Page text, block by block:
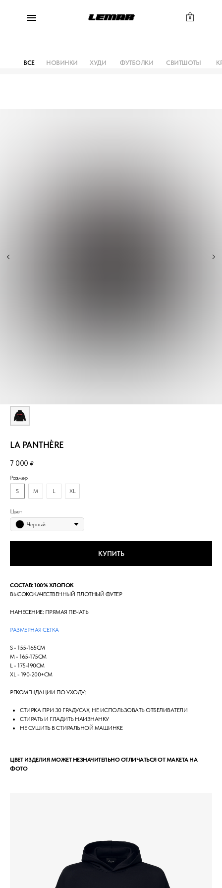
0
СВИТШОТЫ
ФУТБОЛКИ
ХУДИ
НОВИНКИ
ВСЕ
LA PANTHÈRE
7 000 ₽
Размер
S
M L XL
Цвет
Черный
КУПИТЬ
СОСТАВ: 100% ХЛОПОК
ВЫСОКОКАЧЕСТВЕННЫЙ ПЛОТНЫЙ ФУТЕР
НАНЕСЕНИЕ: ПРЯМАЯ ПЕЧАТЬ
РАЗМЕРНАЯ СЕТКА
S - 155-165СМ
М - 165-175СМ
L - 175-190СМ
XL - 190-200+СМ
РЕКОМЕНДАЦИИ ПО УХОДУ:
СТИРКА ПРИ 30 ГРАДУСАХ, НЕ ИСПОЛЬЗОВАТЬ ОТБЕЛИВАТЕЛИ
СТИРАТЬ И ГЛАДИТЬ НАИЗНАНКУ
НЕ СУШИТЬ В СТИРАЛЬНОЙ МАШИНКЕ
ЦВЕТ ИЗДЕЛИЯ МОЖЕТ НЕЗНАЧИТЕЛЬНО ОТЛИЧАТЬСЯ ОТ МАКЕТА НА
ФОТО
ОПЛАТА И ДОСТАВКА
ОБМЕН И ВОЗВРАТ